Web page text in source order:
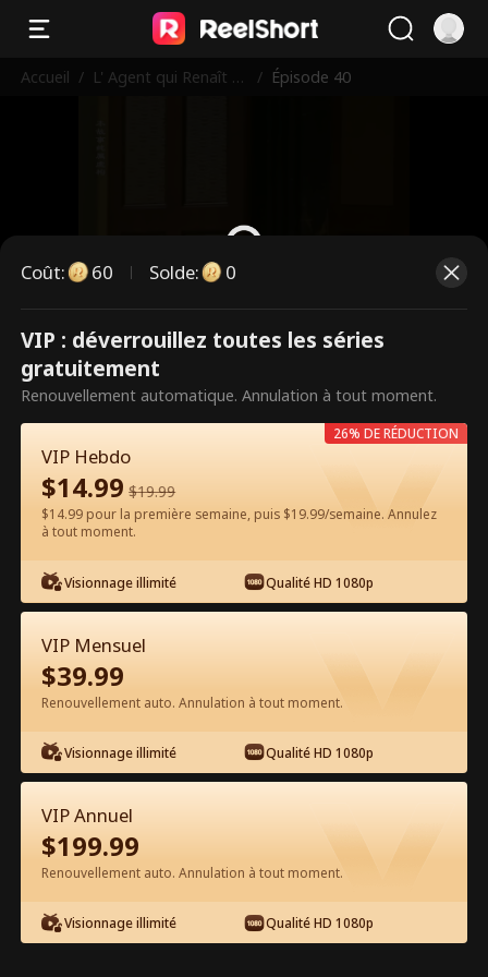
Accueil / L' Agent qui Renaît d
/ Épisode 40
Ce sont des épisodes payants.
Débloquez pour regarder.
Regarder gratuitement sur l'App
Épisode 40 - L' Agent qui Renaît des
Cendres Film complet
1-50 51-88 Tous les épisodes
Coût: 60 Solde: 0
VIP : déverrouillez toutes les séries
gratuitement
Renouvellement automatique. Annulation à tout moment.
VIP Hebdo
$14.99 $19.99
$14.99 pour la première semaine, puis $19.99/semaine. Annulez
à tout moment.
Visionnage illimité Qualité HD 1080p
26% DE RÉDUCTION
VIP Mensuel
$39.99
Renouvellement auto. Annulation à tout moment.
Visionnage illimité Qualité HD 1080p
VIP Annuel
$199.99
Renouvellement auto. Annulation à tout moment.
Visionnage illimité Qualité HD 1080p